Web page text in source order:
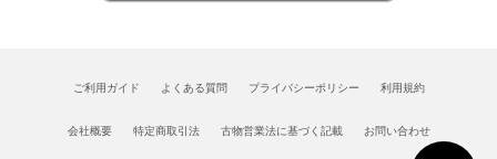
ご利用ガイド よくある質問 プライバシーポリシー 利用規約
会社概要 特定商取引法 古物営業法に基づく記載 お問い合わせ